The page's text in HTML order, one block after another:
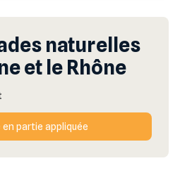
naturelles
et le Rhône
en partie appliquée